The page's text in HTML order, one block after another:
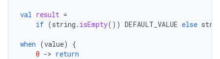
val result =
if (string . isEmpty()) DEFAULT_VALUE else
when (value)
{
0 -> return